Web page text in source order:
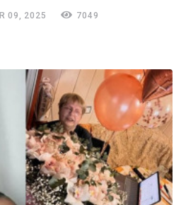
09, 2025
7049